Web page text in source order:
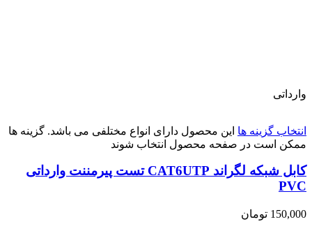
وارداتی
انتخاب گزینه ها این محصول دارای انواع مختلفی می باشد. گزینه ها
ممکن است در صفحه محصول انتخاب شوند
کابل شبکه لگراند CAT6UTP تست پیرمننت وارداتی
PVC
150,000 تومان